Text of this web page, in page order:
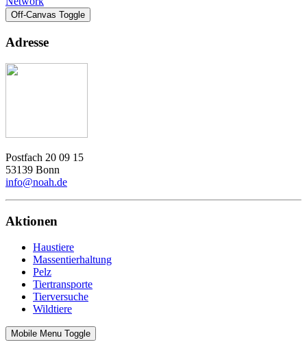
Off-Canvas Toggle
Adresse
Postfach 20 09 15
53139 Bonn
info@noah.de
Aktionen
Haustiere
Massentierhaltung
Pelz
Tiertransporte
Tierversuche
Wildtiere
Mobile Menu Toggle